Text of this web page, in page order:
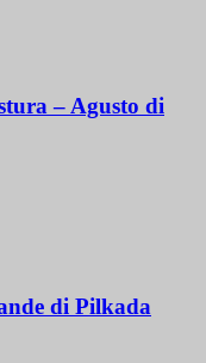
– Agusto di
di Pilkada